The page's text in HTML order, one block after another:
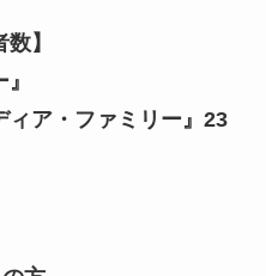
】
ィア・ファミリー』23